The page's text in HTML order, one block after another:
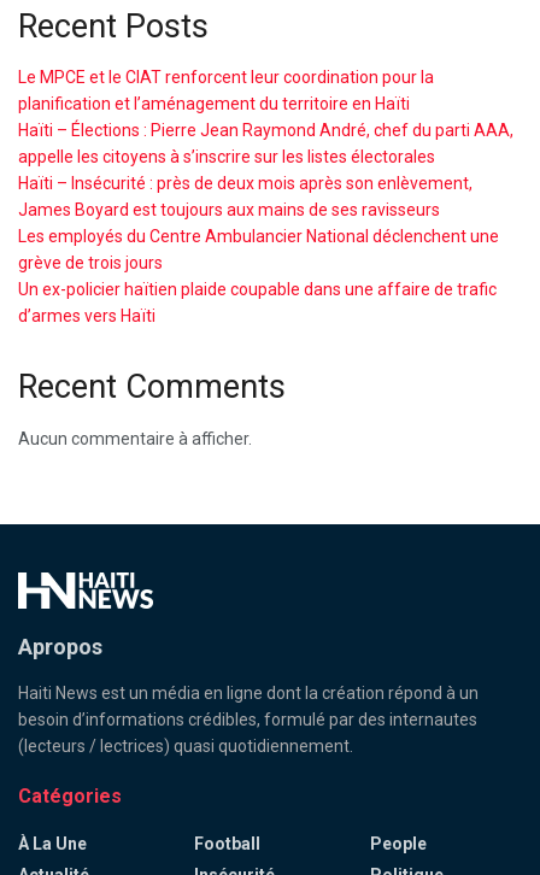
Recent Posts
Le MPCE et le CIAT renforcent leur coordination pour la
planification et l’aménagement du territoire en Haïti
Haïti – Élections : Pierre Jean Raymond André, chef du parti AAA,
appelle les citoyens à s’inscrire sur les listes électorales
Haïti – Insécurité : près de deux mois après son enlèvement,
James Boyard est toujours aux mains de ses ravisseurs
Les employés du Centre Ambulancier National déclenchent une
grève de trois jours
Un ex-policier haïtien plaide coupable dans une affaire de trafic
d’armes vers Haïti
Recent Comments
Aucun commentaire à afficher.
Apropos
Haiti News est un média en ligne dont la création répond à un
besoin d’informations crédibles, formulé par des internautes
(lecteurs / lectrices) quasi quotidiennement.
Catégories
À La Une
Football
People